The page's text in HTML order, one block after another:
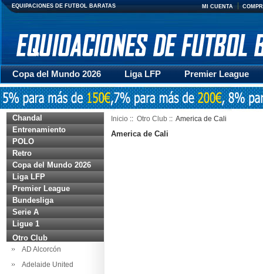
EQUIPACIONES DE FUTBOL BARATAS MI CUENTA
Copa del Mundo 2026 Liga LFP
Premier League
Mujer
Otras series Accesorios Entrenamiento
Chandal
Entrenamiento
POLO
Retro
Copa del Mundo 2026
Liga LFP
Premier League
Bundesliga
Serie A
Ligue 1
Otro Club
AD Alcorcón
Adelaide United
Inicio :: Otro Club :: America de Cali
America de Cali